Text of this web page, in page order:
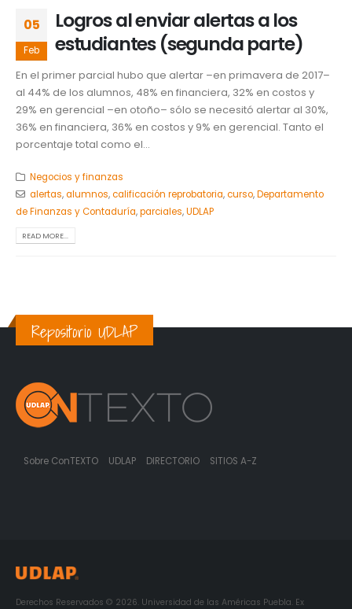
05
Feb
Logros al enviar alertas a los
estudiantes (segunda parte)
En el primer parcial hubo que alertar –en primavera de 2017–
al 44% de los alumnos, 48% en financiera, 32% en costos y
29% en gerencial –en otoño– sólo se necesitó alertar al 30%,
36% en financiera, 36% en costos y 9% en gerencial. Tanto el
porcentaje total como el...
Negocios y finanzas
alertas,alumnos,calificación reprobatoria,curso,Departamento
de Finanzas y Contaduría,parciales,UDLAP
READ MORE...
Repositorio UDLAP
Sobre ConTEXTO UDLAP DIRECTORIO SITIOS A-Z
Derechos Reservados © 2026. Universidad de las Américas Puebla. Ex